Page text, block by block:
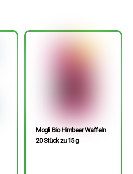
Mogli Bio Himbeer Waffeln
20 Stück zu 15 g